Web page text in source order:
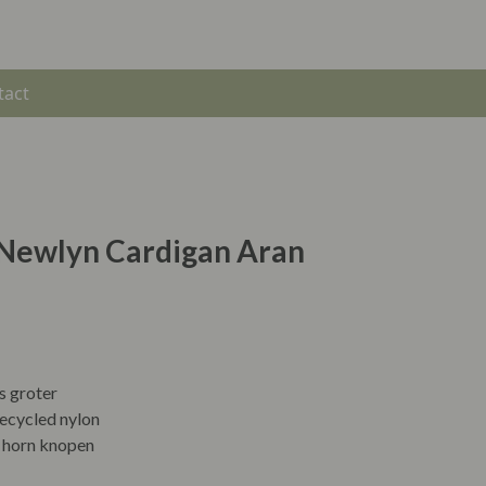
Cardigan Aran
groter
nylon
knopen